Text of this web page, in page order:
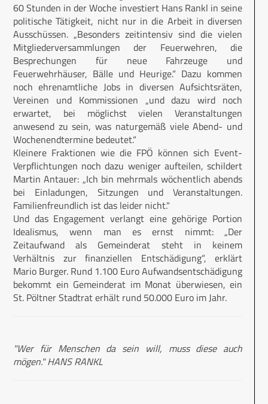
60 Stunden in der Woche investiert Hans Rankl in seine
politische Tätigkeit, nicht nur in die Arbeit in diversen
Ausschüssen. „Besonders zeitintensiv sind die vielen
Mitgliederversammlungen der Feuerwehren, die
Besprechungen für neue Fahrzeuge und
Feuerwehrhäuser, Bälle und Heurige.“ Dazu kommen
noch ehrenamtliche Jobs in diversen Aufsichtsräten,
Vereinen und Kommissionen „und dazu wird noch
erwartet, bei möglichst vielen Veranstaltungen
anwesend zu sein, was naturgemäß viele Abend- und
Wochenendtermine bedeutet.“
Kleinere Fraktionen wie die FPÖ können sich Event-
Verpflichtungen noch dazu weniger aufteilen, schildert
Martin Antauer: „Ich bin mehrmals wöchentlich abends
bei Einladungen, Sitzungen und Veranstaltungen.
Familienfreundlich ist das leider nicht."
Und das Engagement verlangt eine gehörige Portion
Idealismus, wenn man es ernst nimmt: „Der
Zeitaufwand als Gemeinderat steht in keinem
Verhältnis zur finanziellen Entschädigung“, erklärt
Mario Burger. Rund 1.100 Euro Aufwandsentschädigung
bekommt ein Gemeinderat im Monat überwiesen, ein
St. Pöltner Stadtrat erhält rund 50.000 Euro im Jahr.
"Wer für Menschen da sein will, muss diese auch
mögen." HANS RANKL